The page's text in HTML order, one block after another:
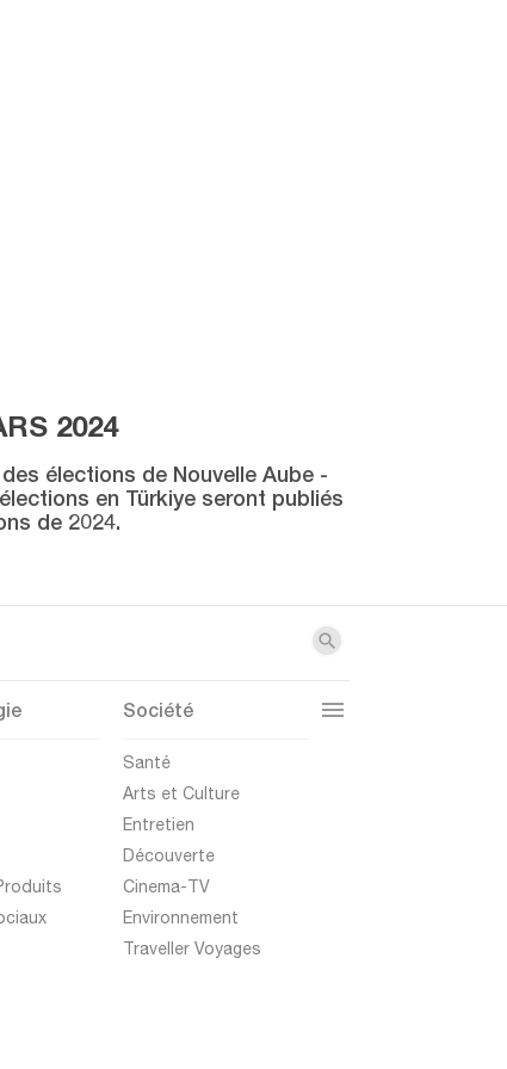
2024
élections de Nouvelle Aube -
en Türkiye seront publiés
de 2024.
Société
Santé
Arts et Culture
Entretien
Découverte
Cinema-TV
Environnement
Traveller Voyages